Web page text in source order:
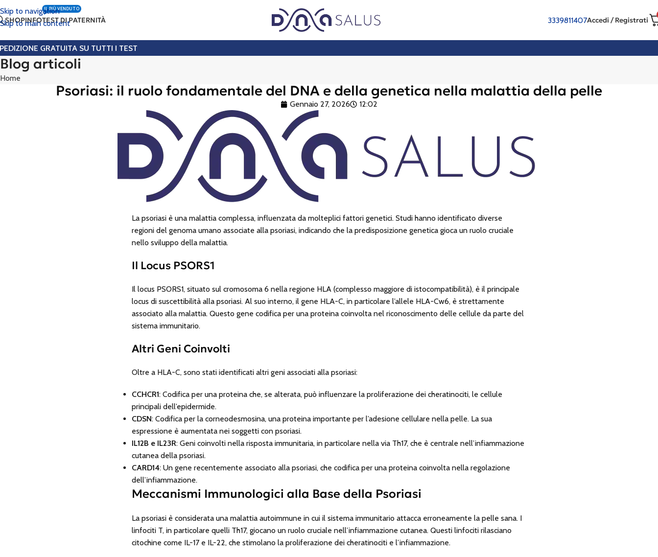
Skip to navigation
Skip to main content
SHOPINFOTEST DI PATERNITÀ
IL PIÙ VENDUTO
3339811407Accedi / Registrati
GRATUITA SU TUTTI I TEST
Blog articoli
Home
Psoriasi: il ruolo fondamentale del DNA e della genetica nella malattia della pelle
Gennaio 27, 2026 12:02
La psoriasi è una malattia complessa, influenzata da molteplici fattori genetici. Studi hanno identificato diverse
regioni del genoma umano associate alla psoriasi, indicando che la predisposizione genetica gioca un ruolo cruciale
nello sviluppo della malattia.
Il Locus PSORS1
Il locus PSORS1, situato sul cromosoma 6 nella regione HLA (complesso maggiore di istocompatibilità), è il principale
locus di suscettibilità alla psoriasi. Al suo interno, il gene HLA-C, in particolare l’allele HLA-Cw6, è strettamente
associato alla malattia. Questo gene codifica per una proteina coinvolta nel riconoscimento delle cellule da parte del
sistema immunitario.
Altri Geni Coinvolti
Oltre a HLA-C, sono stati identificati altri geni associati alla psoriasi:
CCHCR1: Codifica per una proteina che, se alterata, può influenzare la proliferazione dei cheratinociti, le cellule
principali dell’epidermide.
CDSN: Codifica per la corneodesmosina, una proteina importante per l’adesione cellulare nella pelle. La sua
espressione è aumentata nei soggetti con psoriasi.
IL12B e IL23R: Geni coinvolti nella risposta immunitaria, in particolare nella via Th17, che è centrale nell’infiammazione
cutanea della psoriasi.
CARD14: Un gene recentemente associato alla psoriasi, che codifica per una proteina coinvolta nella regolazione
dell’infiammazione.
Meccanismi Immunologici alla Base della Psoriasi
La psoriasi è considerata una malattia autoimmune in cui il sistema immunitario attacca erroneamente la pelle sana. I
linfociti T, in particolare quelli Th17, giocano un ruolo cruciale nell’infiammazione cutanea. Questi linfociti rilasciano
citochine come IL-17 e IL-22, che stimolano la proliferazione dei cheratinociti e l’infiammazione.